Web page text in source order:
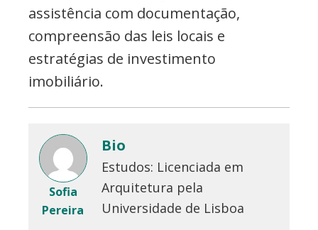
assistência com documentação,
compreensão das leis locais e
estratégias de investimento
imobiliário.
Sofia
Pereira
Bio
Estudos: Licenciada em
Arquitetura pela
Universidade de Lisboa